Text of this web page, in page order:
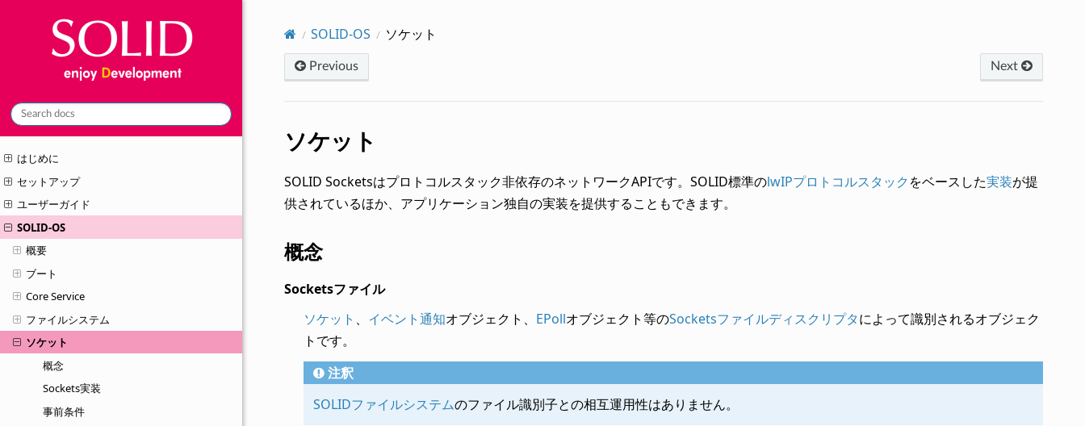
はじめに
セットアップ
ユーザーガイド
SOLID-OS
概要
ブート
Core Service
ファイルシステム
ソケット
概念
Sockets実装
事前条件
SOLID-OS ソケット
Previous Next
ソケット
SOLID Socketsはプロトコルスタック非依存のネットワークAPIです。SOLID標準のlwIPプロトコルスタック をベースした実装が提
供されているほか、アプリケーション独自の実装を提供することもできます。
概念
Socketsファイル
ソケット 、 イベント通知オブジェクト、 EPollオブジェクト等のSocketsファイルディスクリプタによって識別されるオブジェク
トです。
注釈
SOLIDファイルシステムのファイル識別子との相互運用性はありません。